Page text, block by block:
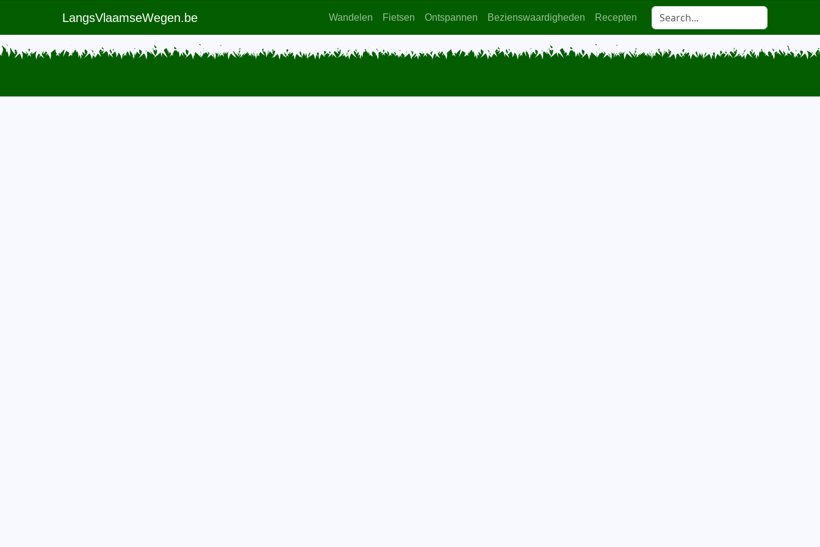
LangsVlaamseWegen.be Wandelen Fietsen Ontspannen Bezienswaardigheden Recepten